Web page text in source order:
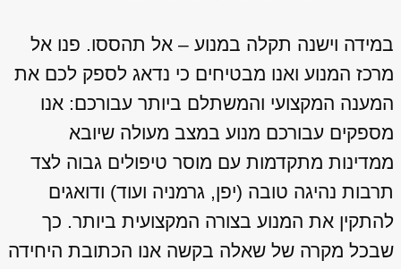
במידה וישנה תקלה במנוע – אל תהססו. פנו אל
מרכז המנוע ואנו מבטיחים כי נדאג לספק לכם את
המענה המקצועי והמשתלם ביותר עבורכם: אנו
מספקים עבורכם מנוע במצב מעולה שיובא
ממדינות מתקדמות עם מוסר טיפולים גבוה לצד
תרבות נהיגה טובה (יפן, גרמניה ועוד) ודואגים
להתקין את המנוע בצורה המקצועית ביותר. כך
שבכל מקרה של שאלה בקשה אנו הכתובת היחידה